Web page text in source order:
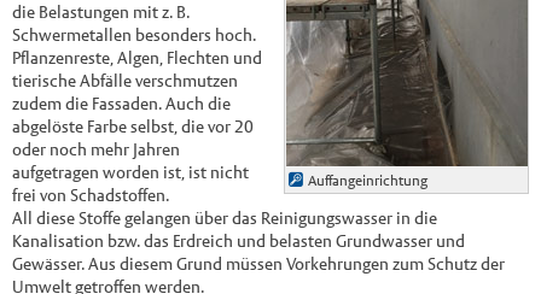
Auffangeinrichtung
die Belastungen mit z. B.
Schwermetallen besonders hoch.
Pflanzenreste, Algen, Flechten und
tierische Abfälle verschmutzen
zudem die Fassaden. Auch die
abgelöste Farbe selbst, die vor 20
oder noch mehr Jahren
aufgetragen worden ist, ist nicht
frei von Schadstoffen.
All diese Stoffe gelangen über das Reinigungswasser in die
Kanalisation bzw. das Erdreich und belasten Grundwasser und
Gewässer. Aus diesem Grund müssen Vorkehrungen zum Schutz der
Umwelt getroffen werden.